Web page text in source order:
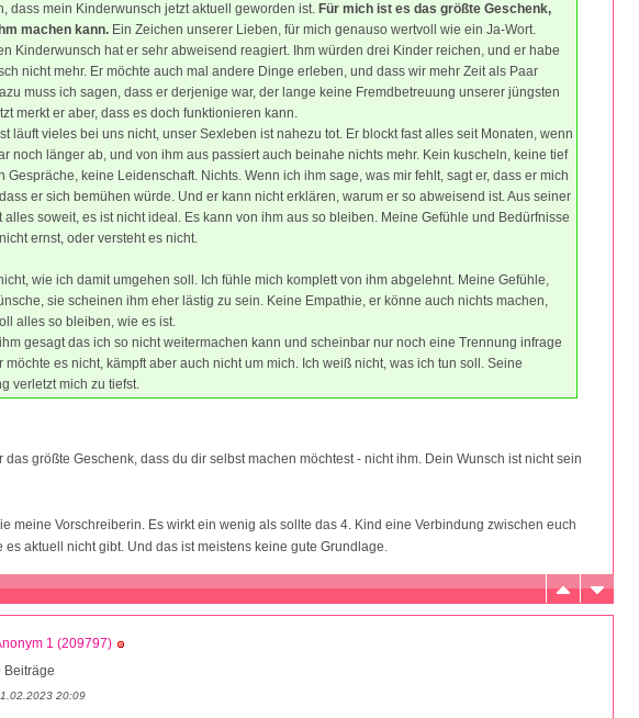
dass mein Kinderwunsch jetzt aktuell geworden ist. Für mich ist es das größte Geschenk,
machen kann. Ein Zeichen unserer Lieben, für mich genauso wertvoll wie ein Ja-Wort.
Kinderwunsch hat er sehr abweisend reagiert. Ihm würden drei Kinder reichen, und er habe
nicht mehr. Er möchte auch mal andere Dinge erleben, und dass wir mehr Zeit als Paar
muss ich sagen, dass er derjenige war, der lange keine Fremdbetreuung unserer jüngsten
merkt er aber, dass es doch funktionieren kann.
läuft vieles bei uns nicht, unser Sexleben ist nahezu tot. Er blockt fast alles seit Monaten, wenn
noch länger ab, und von ihm aus passiert auch beinahe nichts mehr. Kein kuscheln, keine tief
Gespräche, keine Leidenschaft. Nichts. Wenn ich ihm sage, was mir fehlt, sagt er, dass er mich
er sich bemühen würde. Und er kann nicht erklären, warum er so abweisend ist. Aus seiner
alles soweit, es ist nicht ideal. Es kann von ihm aus so bleiben. Meine Gefühle und Bedürfnisse
ernst, oder versteht es nicht.
wie ich damit umgehen soll. Ich fühle mich komplett von ihm abgelehnt. Meine Gefühle,
sie scheinen ihm eher lästig zu sein. Keine Empathie, er könne auch nichts machen,
alles so bleiben, wie es ist.
gesagt das ich so nicht weitermachen kann und scheinbar nur noch eine Trennung infrage
möchte es nicht, kämpft aber auch nicht um mich. Ich weiß nicht, was ich tun soll. Seine
verletzt mich zu tiefst.
das größte Geschenk, dass du dir selbst machen möchtest - nicht ihm. Dein Wunsch ist nicht sein
meine Vorschreiberin. Es wirkt ein wenig als sollte das 4. Kind eine Verbindung zwischen euch
es aktuell nicht gibt. Und das ist meistens keine gute Grundlage.
1 (209797)
Beiträge
20:09